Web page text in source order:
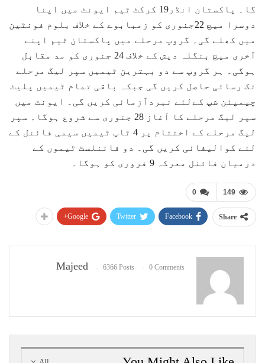
گا۔ پاکستان انڈر19 کرکٹ ٹیم ایونٹ میں اپنا
دوسرا میچ 22جنوری کو زمبابوے کے خلاف بلوم فونٹین
میں کھلے گی۔ گروپ مرحلے میں پاکستان ٹیم اپنے
آخری میچ بنگلہ دیش کے خلاف 24 جنوری کو مد مقابل
ہوگی۔ ہر گروپ سے دو بہترین ٹیمیں سپر لیگ مرحلے
تک رسائی حاصل کریں گی جبکہ باقی تمام ٹیمیں پلیٹ
چیمپئن شپ کےلئے نبردآزمائی کریں گی۔ ایونٹ میں
سپر لیگ مرحلے کا آغاز 28 جنوری سے شروع ہوگا۔ سپر
لیگ مرحلے کے اختتام پر 4 ٹاپ ٹیمیں سیمی فائنل کے
لئے کوالیفائی کریں گی۔ دو فائنلسٹ ٹیموں کے
درمیان فائنل معرکہ 9 فروری کو ہوگا۔
0 149
Share
Facebook
Twitter
Google+
Majeed 6366 Posts 0 Comments